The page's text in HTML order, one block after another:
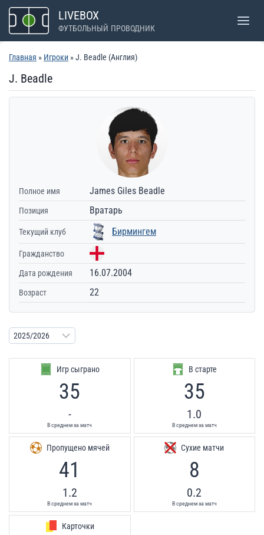
Перейти
содержимому
LIVEBOX
ФУТБОЛЬНЫЙ ПРОВОДНИК
Главная » Игроки » J. Beadle (Англия)
J. Beadle
Полное имя James Giles Beadle
Позиция Вратарь
Текущий клуб Бирмингем
Гражданство
Дата рождения 16.07.2004
Возраст 22
Игр сыграно
35
-
В среднем за матч
В старте
35
1.0
В среднем за матч
Пропущено мячей
41
1.2
В среднем за матч
Сухие матчи
8
0.2
В среднем за матч
Карточки